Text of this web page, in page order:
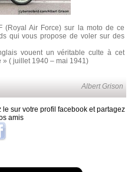
(Royal Air Force) sur la moto de ce
qui vous propose de voler sur des
vouent un véritable culte à cet
» ( juillet 1940 – mai 1941)
Albert Grison
sur votre profil facebook et partagez
amis